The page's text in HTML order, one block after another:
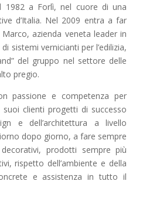
1982 a Forlì, nel cuore di una
d’Italia. Nel 2009 entra a far
azienda veneta leader in
sistemi vernicianti per l’edilizia,
del gruppo nel settore delle
pregio.
passione e competenza per
suoi clienti progetti di successo
e dell’architettura a livello
dopo giorno, a fare sempre
prodotti sempre più
rispetto dell’ambiente e della
e assistenza in tutto il